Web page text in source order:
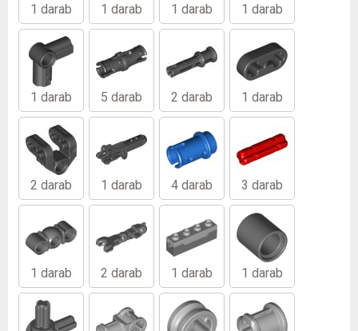
1 darab 1 darab 1 darab 1 darab
1 darab 5 darab 2 darab 1 darab
2 darab 1 darab 4 darab 3 darab
1 darab 2 darab 1 darab 1 darab